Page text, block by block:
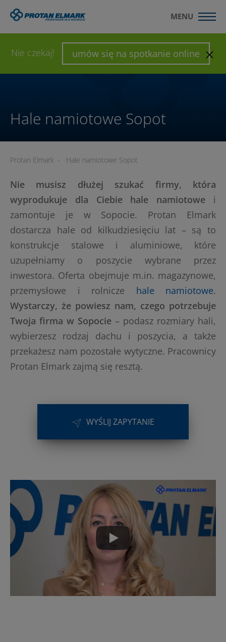
Nie czekaj! umów się na spotkanie online
MENU
WYŚLIJ ZAPYTANIE SKONFIGURUJ HALĘ
Hale namiotowe Sopot
Protan Elmark - Hale namiotowe Sopot
Nie musisz dłużej szukać firmy, która
wyprodukuje dla Ciebie hale namiotowe i
zamontuje je w Sopocie. Protan Elmark
dostarcza hale od kilkudziesięciu lat – są to
konstrukcje stalowe i aluminiowe, które
uzupełniamy o poszycie wybrane przez
inwestora. Oferta obejmuje m.in. magazynowe,
przemysłowe i rolnicze hale namiotowe.
Wystarczy, że powiesz nam, czego potrzebuje
Twoja firma w Sopocie – podasz rozmiary hali,
wybierzesz rodzaj dachu i poszycia, a także
przekażesz nam pozostałe wytyczne. Pracownicy
Protan Elmark zajmą się resztą.
WYŚLIJ ZAPYTANIE